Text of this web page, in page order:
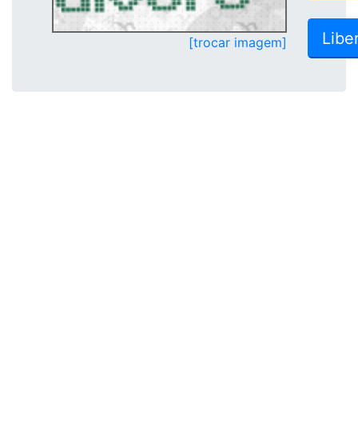
[trocar imagem]